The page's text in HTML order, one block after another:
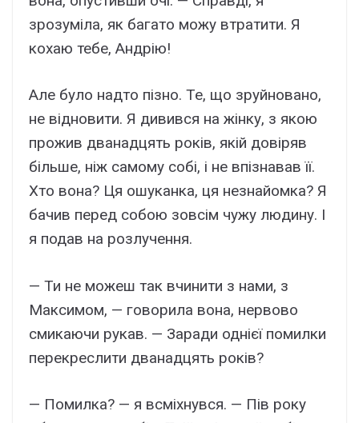
зрозуміла, як багато можу втратити. Я
кохаю тебе, Андрію!
Але було надто пізно. Те, що зруйновано,
не відновити. Я дивився на жінку, з якою
прожив дванадцять років, якій довіряв
більше, ніж самому собі, і не впізнавав її.
Хто вона? Ця ошуканка, ця незнайомка? Я
бачив перед собою зовсім чужу людину. І
я подав на розлучення.
— Ти не можеш так вчинити з нами, з
Максимом, — говорила вона, нервово
смикаючи рукав. — Заради однієї помилки
перекреслити дванадцять років?
— Помилка? — я всміхнувся. — Пів року